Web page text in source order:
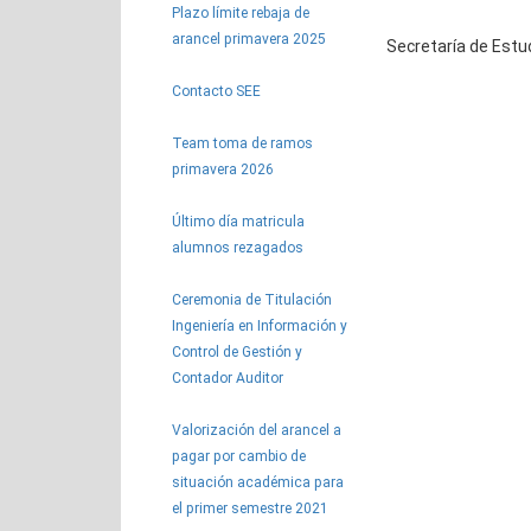
Plazo límite rebaja de
arancel primavera 2025
Contacto SEE
Team toma de ramos
primavera 2026
Último día matricula
alumnos rezagados
Ceremonia de Titulación
Ingeniería en Información y
Control de Gestión y
Contador Auditor
Valorización del arancel a
pagar por cambio de
situación académica para
el primer semestre 2021
Secretaría de